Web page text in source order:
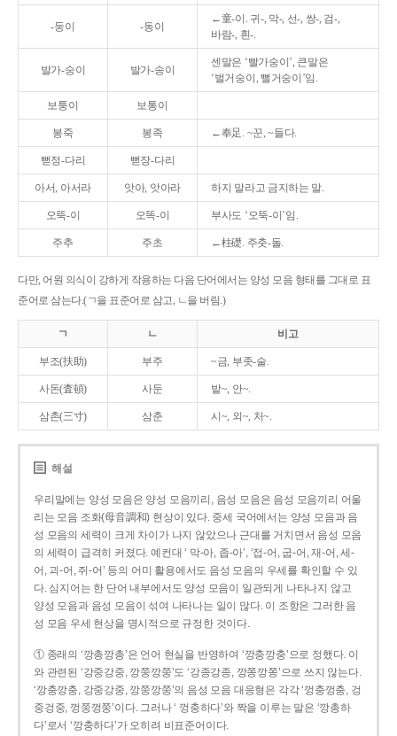
-둥이 -동이
←童-이. 귀-, 막-, 선-, 쌍-, 검-,
바람-, 흰-.
발가-숭이 발가-송이
센말은 ‘빨가숭이’, 큰말은
‘벌거숭이, 뻘거숭이’임.
보퉁이 보통이
봉죽 봉족 ←奉足. ~꾼, ~들다.
뻗정-다리 뻗장-다리
아서, 아서라 앗아, 앗아라 하지 말라고 금지하는 말.
오뚝-이 오똑-이 부사도 ‘오뚝-이’임.
주추 주초 ←柱礎. 주춧-돌.
다만, 어원 의식이 강하게 작용하는 다음 단어에서는 양성 모음 형태를 그대로 표
준어로 삼는다.(ㄱ을 표준어로 삼고, ㄴ을 버림.)
ㄱ ㄴ 비고
부조(扶助) 부주 ~금, 부좃-술.
사돈(査頓) 사둔 밭~, 안~.
삼촌(三寸) 삼춘 시~, 외~, 처~.
해설
우리말에는 양성 모음은 양성 모음끼리, 음성 모음은 음성 모음끼리 어울
리는 모음 조화(母音調和) 현상이 있다. 중세 국어에서는 양성 모음과 음
성 모음의 세력이 크게 차이가 나지 않았으나 근대를 거치면서 음성 모음
의 세력이 급격히 커졌다. 예컨대 ‘ 막-아, 좁-아’, ‘접-어, 굽-어, 재-어, 세-
어, 괴-어, 쥐-어’ 등의 어미 활용에서도 음성 모음의 우세를 확인할 수 있
다. 심지어는 한 단어 내부에서도 양성 모음이 일관되게 나타나지 않고
양성 모음과 음성 모음이 섞여 나타나는 일이 많다. 이 조항은 그러한 음
성 모음 우세 현상을 명시적으로 규정한 것이다.
① 종래의 ‘깡총깡총’은 언어 현실을 반영하여 ‘깡충깡충’으로 정했다. 이
와 관련된 ‘강중강중, 깡쭝깡쭝’도 ‘강종강종, 깡쫑깡쫑’으로 쓰지 않는다.
‘깡충깡충, 강중강중, 깡쭝깡쭝’의 음성 모음 대응형은 각각 ‘껑충껑충, 겅
중겅중, 껑쭝껑쭝’이다. 그러나 ‘ 껑충하다’와 짝을 이루는 말은 ‘깡총하
다’로서 ‘깡충하다’가 오히려 비표준어이다.